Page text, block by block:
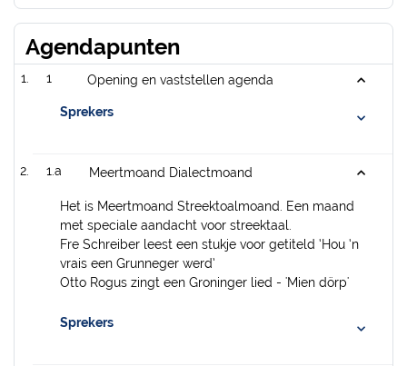
Agendapunten
1 Opening en vaststellen agenda
Sprekers
1.a Meertmoand Dialectmoand
Het is Meertmoand Streektoalmoand. Een maand
met speciale aandacht voor streektaal.
Fre Schreiber leest een stukje voor getiteld ‘Hou ‘n
vrais een Grunneger werd’
Otto Rogus zingt een Groninger lied - 'Mien dörp'
Sprekers